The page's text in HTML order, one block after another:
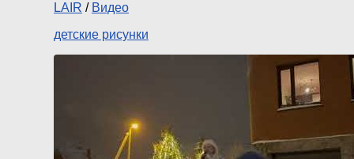
LAIR / Видео
детские рисунки